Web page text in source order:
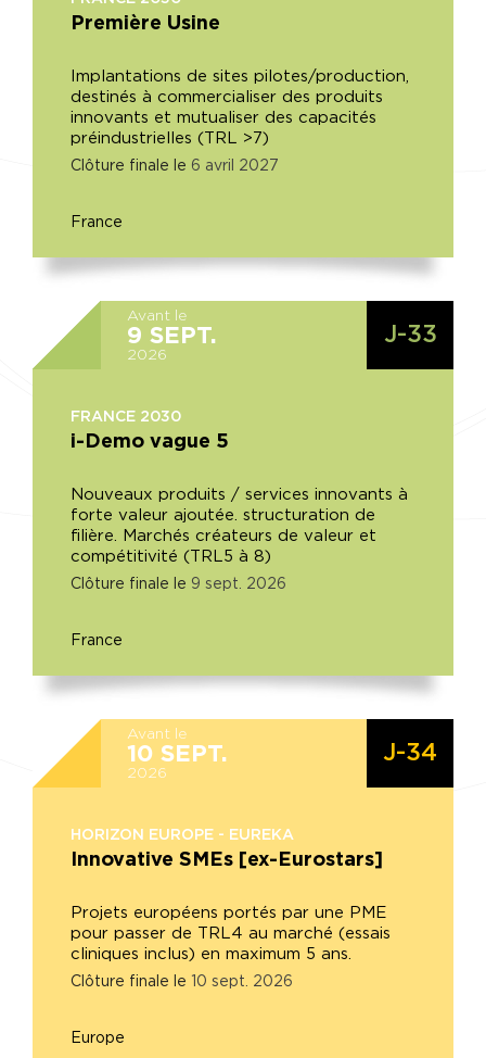
Première Usine
Implantations de sites pilotes/production,
destinés à commercialiser des produits
innovants et mutualiser des capacités
préindustrielles (TRL >7)
Clôture finale le 6 avril 2027
France
Avant le
9 SEPT.
2026
J-33
FRANCE 2030
i-Demo vague 5
Nouveaux produits / services innovants à
forte valeur ajoutée. structuration de
filière. Marchés créateurs de valeur et
compétitivité (TRL5 à 8)
Clôture finale le 9 sept. 2026
France
Avant le
10 SEPT.
2026
J-34
HORIZON EUROPE - EUREKA
Innovative SMEs [ex-Eurostars]
Projets européens portés par une PME
pour passer de TRL4 au marché (essais
cliniques inclus) en maximum 5 ans.
Clôture finale le 10 sept. 2026
Europe